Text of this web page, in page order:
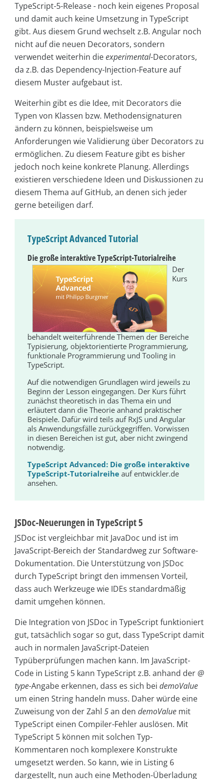
TypeScript-5-Release - noch kein eigenes Proposal
und damit auch keine Umsetzung in TypeScript
gibt. Aus diesem Grund wechselt z.B. Angular noch
nicht auf die neuen Decorators, sondern
verwendet weiterhin dieexperimental-Decorators,
da z.B. das Dependency-Injection-Feature auf
diesem Muster aufgebaut ist.
Weiterhin gibt es die Idee, mit Decorators die
Typen von Klassen bzw. Methodensignaturen
ändern zu können, beispielsweise um
Anforderungen wie Validierung über Decorators zu
ermöglichen. Zu diesem Feature gibt es bisher
jedoch noch keine konkrete Planung. Allerdings
existieren verschiedene Ideen und Diskussionen zu
diesem Thema auf GitHub, an denen sich jeder
gerne beteiligen darf.
TypeScript Advanced Tutorial
Die große interaktive TypeScript-Tutorialreihe
Der
Kurs
behandelt weiterführende Themen der Bereiche
Typisierung, objektorientierte Programmierung,
funktionale Programmierung und Tooling in
TypeScript.
Auf die notwendigen Grundlagen wird jeweils zu
Beginn der Lesson eingegangen. Der Kurs führt
zunächst theoretisch in das Thema ein und
erläutert dann die Theorie anhand praktischer
Beispiele. Dafür wird teils auf RxJS und Angular
als Anwendungsfälle zurückgegriffen. Vorwissen
in diesen Bereichen ist gut, aber nicht zwingend
notwendig.
TypeScript Advanced: Die große interaktive
TypeScript-Tutorialreihe auf entwickler.de
ansehen.
JSDoc-Neuerungen in TypeScript 5
JSDoc ist vergleichbar mit JavaDoc und ist im
JavaScript-Bereich der Standardweg zur Software-
Dokumentation. Die Unterstützung von JSDoc
durch TypeScript bringt den immensen Vorteil,
dass auch Werkzeuge wie IDEs standardmäßig
damit umgehen können.
Die Integration von JSDoc in TypeScript funktioniert
gut, tatsächlich sogar so gut, dass TypeScript damit
auch in normalen JavaScript-Dateien
Typüberprüfungen machen kann. Im JavaScript-
Code in Listing 5 kann TypeScript z.B. anhand der@
type-Angabe erkennen, dass es sich bei demoValue
um einen String handeln muss. Daher würde eine
Zuweisung von der Zahl 5an den demoValue mit
TypeScript einen Compiler-Fehler auslösen. Mit
TypeScript 5 können mit solchen Typ-
Kommentaren noch komplexere Konstrukte
umgesetzt werden. So kann, wie in Listing 6
dargestellt, nun auch eine Methoden-Überladung